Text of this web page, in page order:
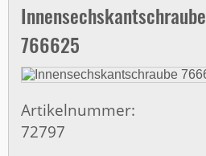
Innensechskantschraube
766625
Artikelnummer:
72797